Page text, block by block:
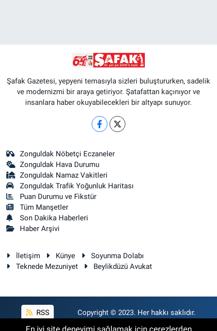
Şafak Gazetesi, yepyeni temasıyla sizleri buluştururken, sadelik
ve modernizmi bir araya getiriyor. Şatafattan kaçınıyor ve
insanlara haber okuyabilecekleri bir altyapı sunuyor.
Zonguldak Nöbetçi Eczaneler
Zonguldak Hava Durumu
Zonguldak Namaz Vakitleri
Zonguldak Trafik Yoğunluk Haritası
Puan Durumu ve Fikstür
Tüm Manşetler
Son Dakika Haberleri
Haber Arşivi
İletişim Künye
Soyunma Dolabı
Teknede Mezuniyet
Beylikdüzü Avukat
RSS Copyright © 2023. Her hakkı saklıdır.
En iyi site deneyimi sağlamak için çerezlerden